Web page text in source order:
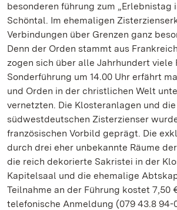
besonderen führung zum „Erlebnistag
Schöntal. Im ehemaligen
Verbindungen über Grenzen ganz
Denn der Orden stammt aus
zogen sich über alle Jahrhundert viele
Sonderführung um 14.00 Uhr erfährt
und Orden in der christlichen Welt
vernetzten. Die Klosteranlagen und
südwestdeutschen Zisterzienser
französischen Vorbild geprägt. Die
durch drei eher unbekannte Räume
die reich dekorierte Sakristei in der
Kapitelsaal und die ehemalige
Teilnahme an der Führung kostet 7,50
telefonische Anmeldung (079 43.8